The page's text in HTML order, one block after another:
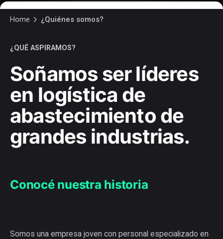
Home ¿Quiénes somos?
¿QUÉ ASPIRAMOS?
Soñamos ser líderes
en logística de
abastecimiento de
grandes industrias.
Conocé nuestra historia
Somos una empresa joven con personal especializado en